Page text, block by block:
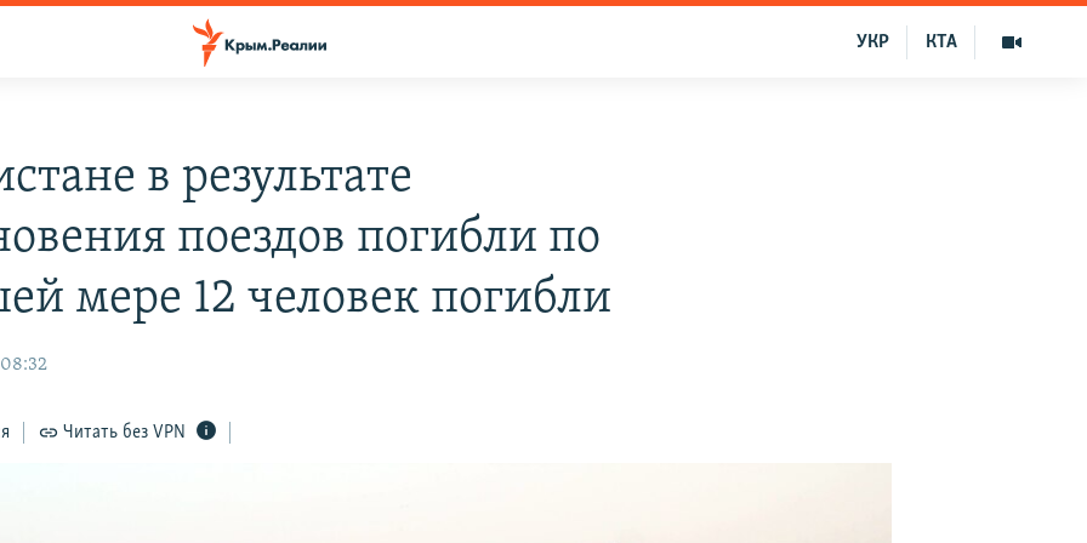
КТА
УКР
в результате
поездов погибли по
мере 12 человек погибли
Читать без VPN